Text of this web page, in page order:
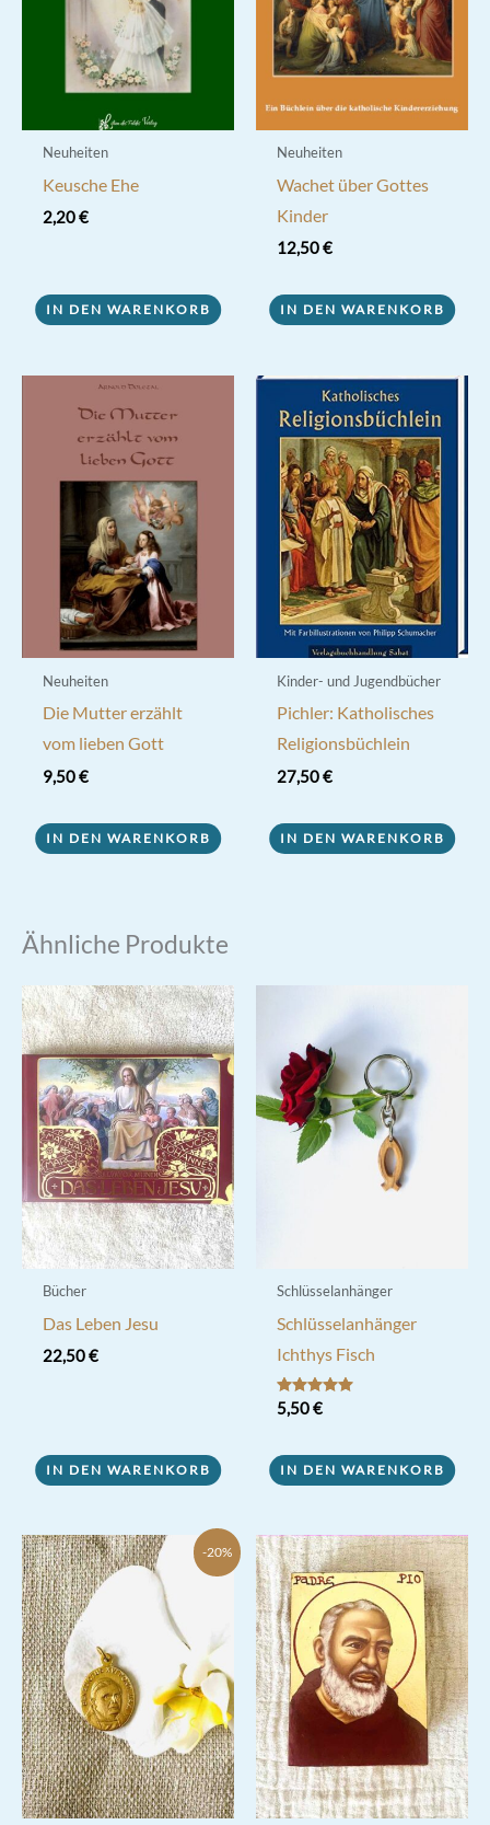
Neuheiten
Keusche Ehe
2,20€
IN DEN WARENKORB
Neuheiten
Wachet über Gottes
Kinder
12,50€
IN DEN WARENKORB
Neuheiten
Die Mutter erzählt
vom lieben Gott
9,50€
IN DEN WARENKORB
Kinder- und Jugendbücher
Pichler: Katholisches
Religionsbüchlein
27,50€
IN DEN WARENKORB
Ähnliche Produkte
Bücher
Das Leben Jesu
22,50€
IN DEN WARENKORB
Schlüsselanhänger
Schlüsselanhänger
Ichthys Fisch
Bewertet mit
5.00
5,50€
IN DEN WARENKORB
-20%